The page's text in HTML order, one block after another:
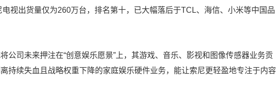
视出货量仅为260万台，排名第十，已大幅落后于TCL、海信、小米等中国品
公司未来押注在“创意娱乐愿景”上，其游戏、音乐、影视和图像传感器业务贡
持续失血且战略权重下降的家庭娱乐硬件业务，能让索尼更轻盈地专注于内容